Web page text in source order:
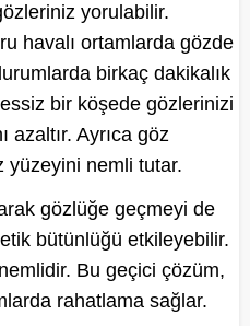
yorulabilir.
havalı ortamlarda gözde
birkaç dakikalık
bir köşede gözlerinizi
azaltır. Ayrıca göz
yüzeyini nemli tutar.
gözlüğe geçmeyi de
bütünlüğü etkileyebilir.
Bu geçici çözüm,
rahatlama sağlar.